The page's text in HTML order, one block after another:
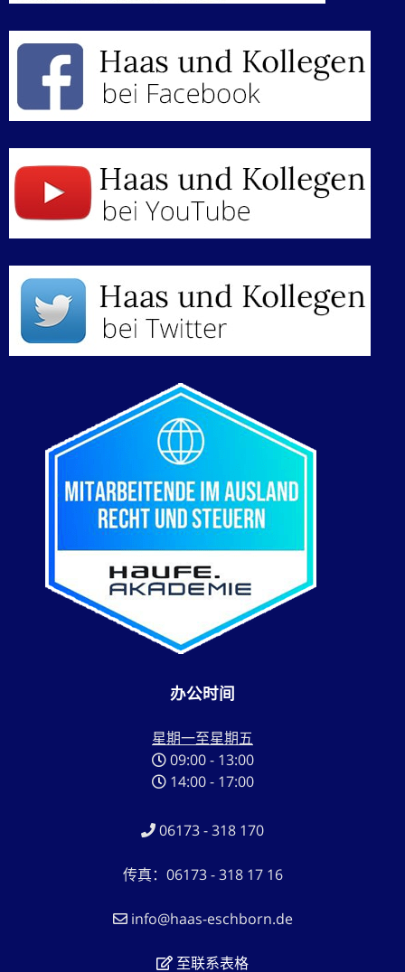
办公时间
星期一至星期五
09:00 - 13:00
14:00 - 17:00
06173 - 318 170
传真：06173 - 318 17 16
info@haas-eschborn.de
至联系表格